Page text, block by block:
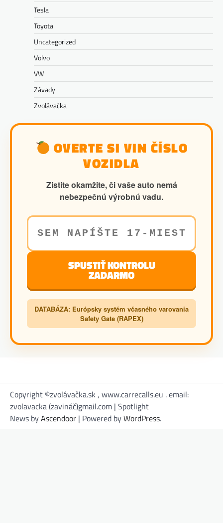
Tesla
Toyota
Uncategorized
Volvo
VW
Závady
Zvolávačka
OVERTE SI VIN ČÍSLO
VOZIDLA
Zistite okamžite, či vaše auto nemá
nebezpečnú výrobnú vadu.
SPUSTIŤ KONTROLU
ZADARMO
DATABÁZA: Európsky systém včasného varovania
Safety Gate (RAPEX)
Copyright ©zvolávačka.sk , www.carrecalls.eu . email:
zvolavacka (zavináč)gmail.com | Spotlight
News byAscendoor | Powered byWordPress.